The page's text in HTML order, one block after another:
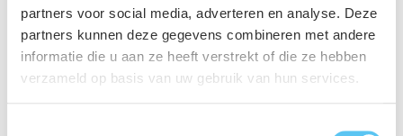
partners voor social media, adverteren en analyse. Deze
partners kunnen deze gegevens combineren met andere
informatie die u aan ze heeft verstrekt of die ze hebben
verzameld op basis van uw gebruik van hun services.
Facebook